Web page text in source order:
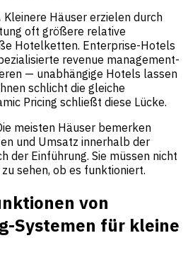
Kleinere Häuser erzielen durch
oft größere relative
Hotelketten. Enterprise-Hotels
revenue management-
— unabhängige Hotels lassen
schlicht die gleiche
Pricing schließt diese Lücke.
meisten Häuser bemerken
und Umsatz innerhalb der
der Einführung. Sie müssen nicht
sehen, ob es funktioniert.
von
Systemen für kleine